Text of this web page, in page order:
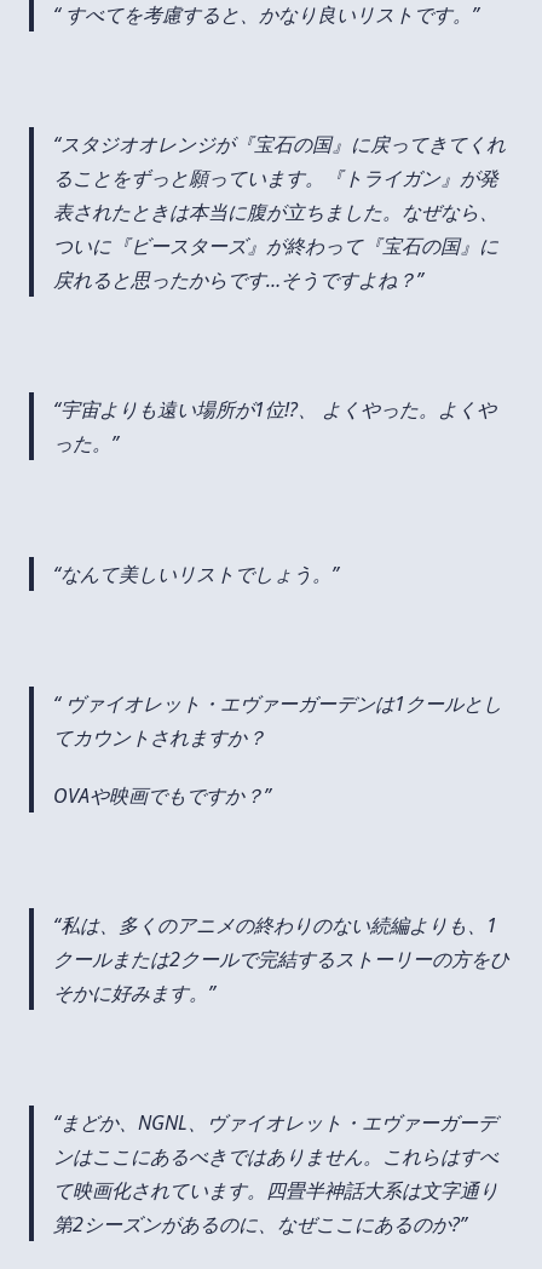
すべてを考慮すると、かなり良いリストです。
スタジオオレンジが『宝石の国』に戻ってきてくれ
ることをずっと願っています。『トライガン』が発
表されたときは本当に腹が立ちました。なぜなら、
ついに『ビースターズ』が終わって『宝石の国』に
戻れると思ったからです…そうですよね？
宇宙よりも遠い場所が1位!?、 よくやった。よくや
った。
なんて美しいリストでしょう。
ヴァイオレット・エヴァーガーデンは1クールとし
てカウントされますか？
OVAや映画でもですか？
私は、多くのアニメの終わりのない続編よりも、1
クールまたは2クールで完結するストーリーの方をひ
そかに好みます。
まどか、NGNL、ヴァイオレット・エヴァーガーデ
ンはここにあるべきではありません。これらはすべ
て映画化されています。四畳半神話大系は文字通り
第2シーズンがあるのに、なぜここにあるのか?